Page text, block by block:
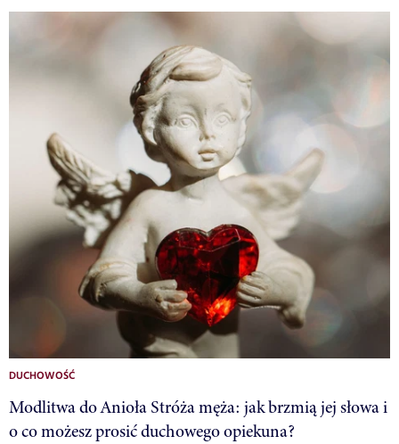
DUCHOWOŚĆ
Modlitwa do Anioła Stróża męża: jak brzmią jej słowa i
o co możesz prosić duchowego opiekuna?